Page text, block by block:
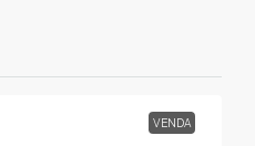
VENDA